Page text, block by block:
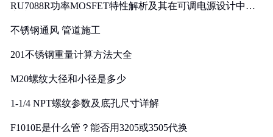
RU7088R功率MOSFET特性解析及其在可调电源设计中的
不锈钢通风 管道施工
201不锈钢重量计算方法大全
M20螺纹大径和小径是多少
1-1/4 NPT螺纹参数及底孔尺寸详解
F1010E是什么管？能否用3205或3505代换